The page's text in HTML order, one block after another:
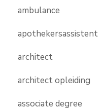
ambulance
apothekersassistent
architect
architect opleiding
associate degree